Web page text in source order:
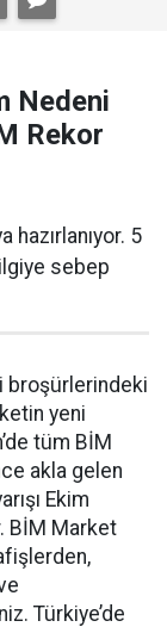
Nedeni
Rekor
5
sebep
broşürlerindeki
yeni
tüm BİM
akla gelen
Ekim
BİM Market
Türkiye’de